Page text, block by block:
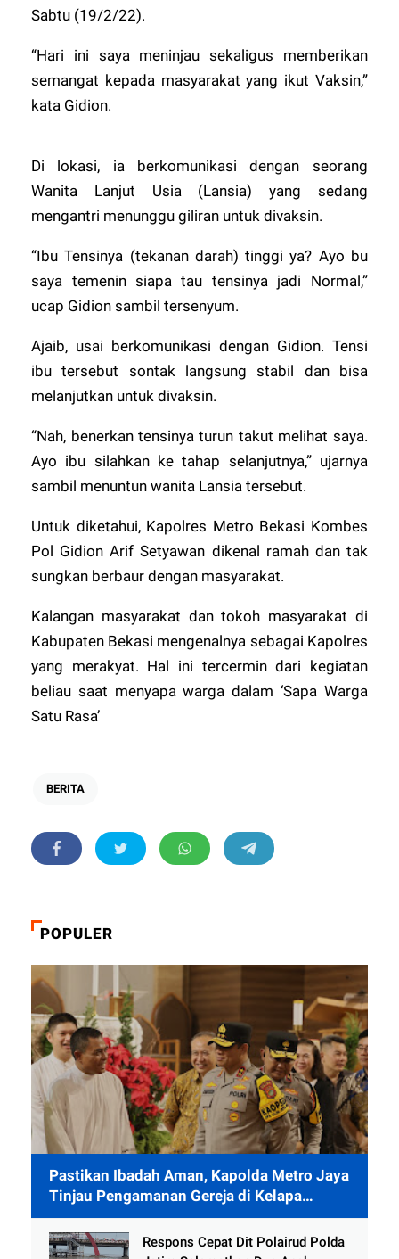
Sabtu (19/2/22).
“Hari ini saya meninjau sekaligus memberikan
semangat kepada masyarakat yang ikut Vaksin,”
kata Gidion.
Di lokasi, ia berkomunikasi dengan seorang
Wanita Lanjut Usia (Lansia) yang sedang
mengantri menunggu giliran untuk divaksin.
“Ibu Tensinya (tekanan darah) tinggi ya? Ayo bu
saya temenin siapa tau tensinya jadi Normal,”
ucap Gidion sambil tersenyum.
Ajaib, usai berkomunikasi dengan Gidion. Tensi
ibu tersebut sontak langsung stabil dan bisa
melanjutkan untuk divaksin.
“Nah, benerkan tensinya turun takut melihat saya.
Ayo ibu silahkan ke tahap selanjutnya,” ujarnya
sambil menuntun wanita Lansia tersebut.
Untuk diketahui, Kapolres Metro Bekasi Kombes
Pol Gidion Arif Setyawan dikenal ramah dan tak
sungkan berbaur dengan masyarakat.
Kalangan masyarakat dan tokoh masyarakat di
Kabupaten Bekasi mengenalnya sebagai Kapolres
yang merakyat. Hal ini tercermin dari kegiatan
beliau saat menyapa warga dalam ‘Sapa Warga
Satu Rasa’
BERITA
POPULER
Pastikan Ibadah Aman, Kapolda Metro Jaya
Tinjau Pengamanan Gereja di Kelapa
Gading
Respons Cepat Dit Polairud Polda